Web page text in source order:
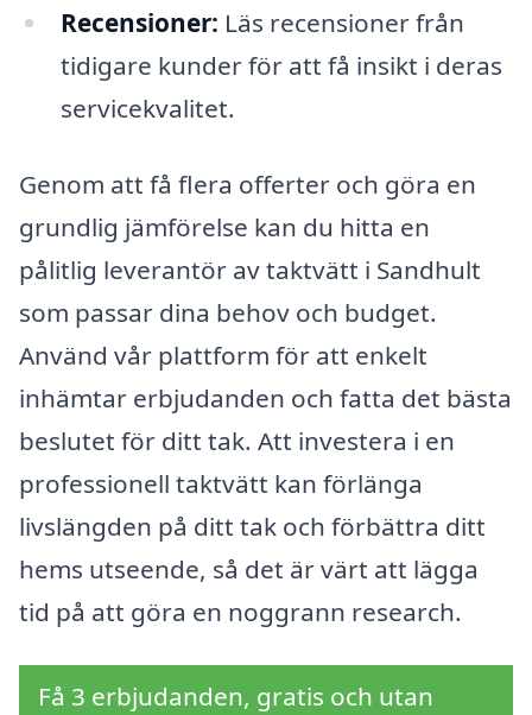
Recensioner: Läs recensioner från
tidigare kunder för att få insikt i deras
servicekvalitet.
Genom att få flera offerter och göra en
grundlig jämförelse kan du hitta en
pålitlig leverantör av taktvätt i Sandhult
som passar dina behov och budget.
Använd vår plattform för att enkelt
inhämtar erbjudanden och fatta det bästa
beslutet för ditt tak. Att investera i en
professionell taktvätt kan förlänga
livslängden på ditt tak och förbättra ditt
hems utseende, så det är värt att lägga
tid på att göra en noggrann research.
Få 3 erbjudanden, gratis och utan